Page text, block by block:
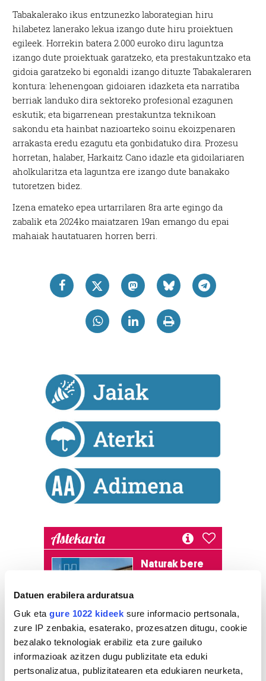
Datuen erabilera arduratsua
Guk eta gure 1022 kideek sure informacio pertsonala,
zure IP zenbakia, esaterako, prozesatzen ditugu, cookie
bezalako teknologiak erabiliz eta zure gailuko
informazioak azitzen dugu publizitate eta eduki
pertsonalizatua, publizitatearen eta edukiaren neurketa,
Tabakalerako ikus entzunezko laborategian hiru
hilabetez lanerako lekua izango dute hiru proiektuen
egileek. Horrekin batera 2.000 euroko diru laguntza
izango dute proiektuak garatzeko, eta prestakuntzako eta
gidoia garatzeko bi egonaldi izango dituzte Tabakaleraren
kontura: lehenengoan gidoiaren idazketa eta narratiba
berriak landuko dira sektoreko profesional ezagunen
eskutik; eta bigarrenean prestakuntza teknikoan
sakondu eta hainbat nazioarteko soinu ekoizpenaren
arrakasta eredu ezagutu eta gonbidatuko dira. Prozesu
horretan, halaber, Harkaitz Cano idazle eta gidoilariaren
aholkularitza eta laguntza ere izango dute banakako
tutoretzen bidez.
Izena emateko epea urtarrilaren 8ra arte egingo da
zabalik eta 2024ko maiatzaren 19an emango du epai
mahaiak hautatuaren horren berri.
Astekaria
Naturak bere
2.500 zkia.
HARTU HITZA